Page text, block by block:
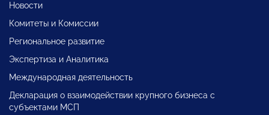
Новости
Комитеты и Комиссии
Региональное развитие
Экспертиза и Аналитика
Международная деятельность
Декларация о взаимодействии крупного бизнеса с
субъектами МСП